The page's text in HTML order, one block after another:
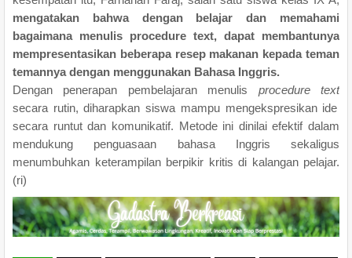
mengatakan bahwa dengan belajar dan memahami
bagaimana menulis procedure text, dapat membantunya
mempresentasikan beberapa resep makanan kepada teman
temannya dengan menggunakan Bahasa Inggris.
Dengan penerapan pembelajaran menulis procedure text
secara rutin, diharapkan siswa mampu mengekspresikan ide
secara runtut dan komunikatif. Metode ini dinilai efektif dalam
mendukung penguasaan bahasa Inggris sekaligus
menumbuhkan keterampilan berpikir kritis di kalangan pelajar.
(ri)